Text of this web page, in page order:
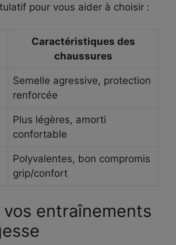
pour vous aider à choisir :
Caractéristiques des
chaussures
Semelle agressive, protection
renforcée
Plus légères, amorti
confortable
Polyvalentes, bon compromis
grip/confort
vos entraînements